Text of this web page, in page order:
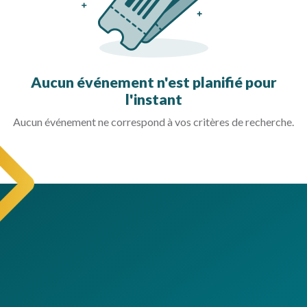
Aucun événement n'est planifié pour
l'instant
Aucun événement ne correspond à vos critères de recherche.